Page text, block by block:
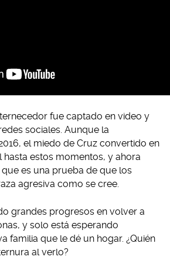
fue captado en video y
sociales. Aunque la
el miedo de Cruz convertido en
hasta estos momentos, y ahora
es una prueba de que los
agresiva como se cree.
grandes progresos en volver a
y solo está esperando
familia que le dé un hogar. ¿Quién
al verlo?